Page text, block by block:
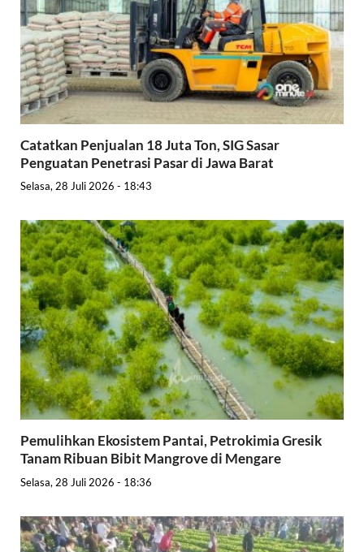
Catatkan Penjualan 18 Juta Ton, SIG Sasar
Penguatan Penetrasi Pasar di Jawa Barat
Selasa, 28 Juli 2026 - 18:43
Pemulihkan Ekosistem Pantai, Petrokimia Gresik
Tanam Ribuan Bibit Mangrove di Mengare
Selasa, 28 Juli 2026 - 18:36